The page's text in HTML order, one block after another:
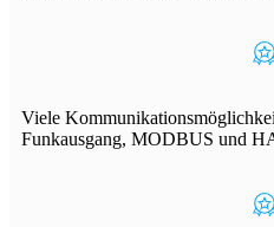
Viele
Funkausgang, MODBUS und